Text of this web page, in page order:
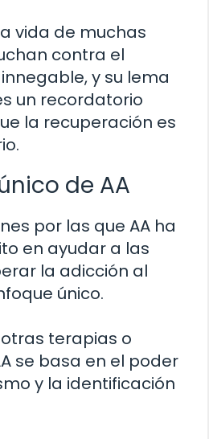
vida de muchas
contra el
y su lema
un recordatorio
la recuperación es
de AA
por las que AA ha
en ayudar a las
la adicción al
único.
terapias o
se basa en el poder
y la identificación